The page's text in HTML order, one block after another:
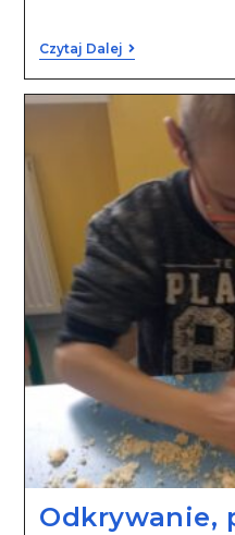
Czytaj Dalej
Odkrywanie,